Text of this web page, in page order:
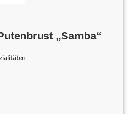
„Samba“